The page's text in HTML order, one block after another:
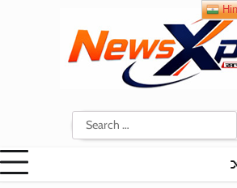
Search
for: